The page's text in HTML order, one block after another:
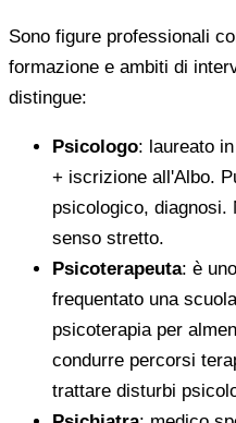
Sono figure professionali
formazione e ambiti di
distingue:
Psicologo: laureato
+ iscrizione all'Albo.
psicologico, diagnosi.
senso stretto.
Psicoterapeuta: è
frequentato una
psicoterapia per
condurre percorsi
trattare disturbi